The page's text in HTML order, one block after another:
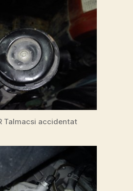
Talmacsi accidentat